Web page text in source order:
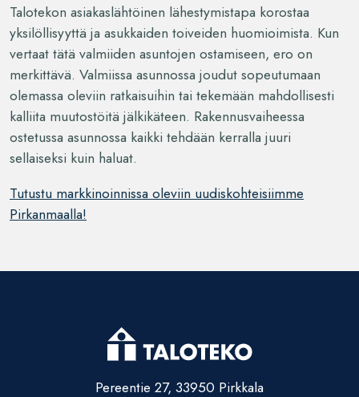
Talotekon asiakaslähtöinen lähestymistapa korostaa
yksilöllisyyttä ja asukkaiden toiveiden huomioimista. Kun
vertaat tätä valmiiden asuntojen ostamiseen, ero on
merkittävä. Valmiissa asunnossa joudut sopeutumaan
olemassa oleviin ratkaisuihin tai tekemään mahdollisesti
kalliita muutostöitä jälkikäteen. Rakennusvaiheessa
ostetussa asunnossa kaikki tehdään kerralla juuri
sellaiseksi kuin haluat.
Tutustu markkinoinnissa oleviin uudiskohteisiimme
Pirkanmaalla!
Pereentie 27, 33950 Pirkkala